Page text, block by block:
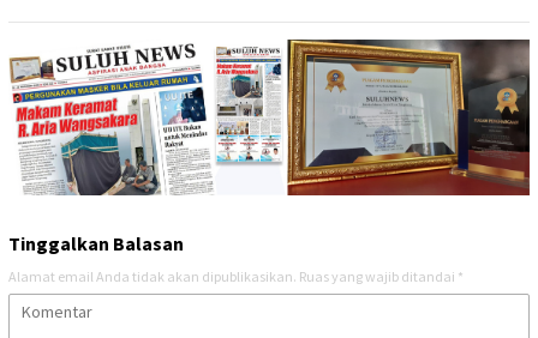
Tinggalkan Balasan
Alamat email Anda tidak akan dipublikasikan. Ruas yang wajib ditandai *